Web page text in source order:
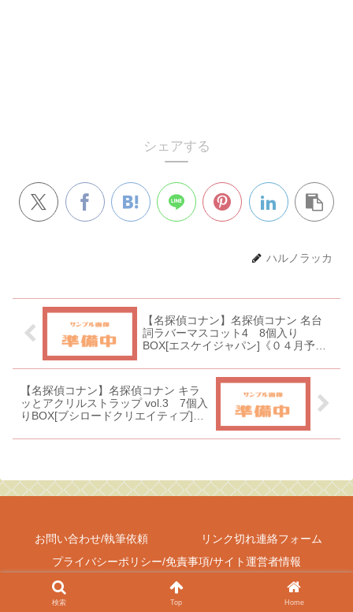
シェアする
ハルノラッカ
【名探偵コナン】名探偵コナン 名台
詞ラバーマスコット4 8個入り
BOX[エスケイジャパン]《０４月予
【名探偵コナン】名探偵コナン キラ
ッとアクリルストラップ vol.3 7個入
りBOX[ブシロードクリエイティブ]
お問い合わせ/執筆依頼
リンク切れ連絡フォーム
プライバシーポリシー/免責事項/サイト運営者情報
Copyright © 2017-2026 しゃべあに All Rights Reserved.
検索 Top Home